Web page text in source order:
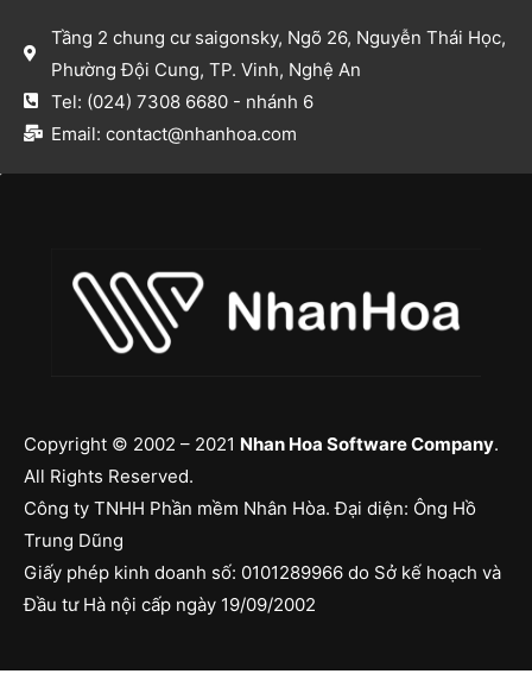
Tầng 2 chung cư saigonsky, Ngõ 26, Nguyễn Thái Học,
Phường Đội Cung, TP. Vinh, Nghệ An​
Tel: (024) 7308 6680 - nhánh 6​
Email: contact@nhanhoa.com​
Copyright © 2002 – 2021 Nhan Hoa Software Company.
All Rights Reserved.
Công ty TNHH Phần mềm Nhân Hòa. Đại diện: Ông Hồ
Trung Dũng
Giấy phép kinh doanh số: 0101289966 do Sở kế hoạch và
Đầu tư Hà nội cấp ngày 19/09/2002